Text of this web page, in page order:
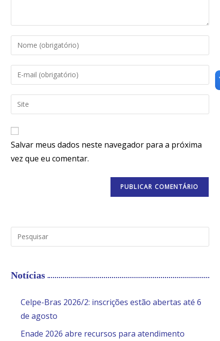
Salvar meus dados neste navegador para a próxima
vez que eu comentar.
Notícias
Celpe-Bras 2026/2: inscrições estão abertas até 6
de agosto
Enade 2026 abre recursos para atendimento